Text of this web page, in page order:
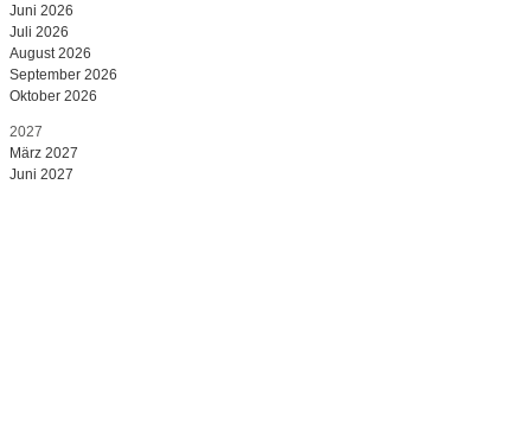
Juni 2026
Juli 2026
August 2026
September 2026
Oktober 2026
2027
März 2027
Juni 2027